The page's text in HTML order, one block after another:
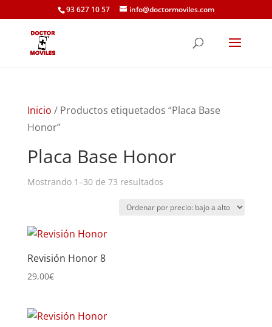
93 627 10 57 info@doctormoviles.com
Inicio / Productos etiquetados “Placa Base
Honor”
Placa Base Honor
Mostrando 1–30 de 73 resultadosOrdenado
precio:
Revisión Honor 8
29,00€